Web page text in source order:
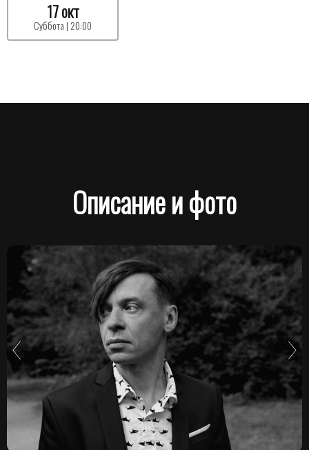
17 окт
Суббота | 20:00
Описание и фото